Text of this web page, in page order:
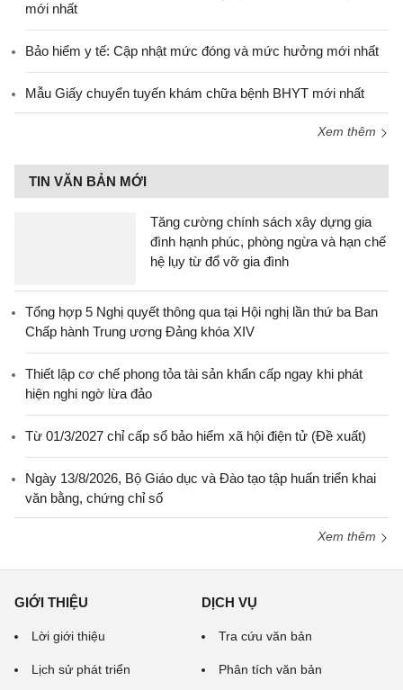
mới nhất
Bảo hiểm y tế: Cập nhật mức đóng và mức hưởng mới nhất
Mẫu Giấy chuyển tuyến khám chữa bệnh BHYT mới nhất
Xem thêm
TIN VĂN BẢN MỚI
Tăng cường chính sách xây dựng gia
đình hạnh phúc, phòng ngừa và hạn chế
hệ lụy từ đổ vỡ gia đình
Tổng hợp 5 Nghị quyết thông qua tại Hội nghị lần thứ ba Ban
Chấp hành Trung ương Đảng khóa XIV
Thiết lập cơ chế phong tỏa tài sản khẩn cấp ngay khi phát
hiện nghi ngờ lừa đảo
Từ 01/3/2027 chỉ cấp sổ bảo hiểm xã hội điện tử (Đề xuất)
Ngày 13/8/2026, Bộ Giáo dục và Đào tạo tập huấn triển khai
văn bằng, chứng chỉ số
Xem thêm
GIỚI THIỆU
Lời giới thiệu
Lịch sử phát triển
DỊCH VỤ
Tra cứu văn bản
Phân tích văn bản